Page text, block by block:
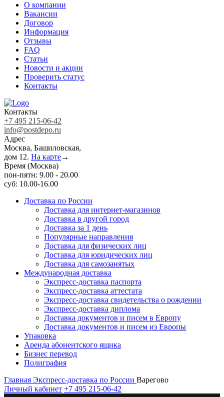
О компании
Вакансии
Договор
Информация
Отзывы
FAQ
Статьи
Новости и акции
Проверить статус
Контакты
Контакты
+7 495 215-06-42
info@postdepo.ru
Адрес
Москва, Башиловская,
дом 12. На карте→
Время (Москва)
пон-пятн: 9.00 - 20.00
суб: 10.00-16.00
Доставка по России
Доставка для интернет-магазинов
Доставка в другой город
Доставка за 1 день
Популярные направления
Доставка для физических лиц
Доставка для юридических лиц
Доставка для самозанятых
Международная доставка
Экспресс-доставка паспорта
Экспресс-доставка аттестата
Экспресс-доставка свидетельства о рождении
Экспресс-доставка диплома
Доставка документов и писем в Европу
Доставка документов и писем из Европы
Упаковка
Аренда абонентского ящика
Бизнес перевод
Полиграфия
Главная Экспресс-доставка по России Варегово
Личный кабинет +7 495 215-06-42